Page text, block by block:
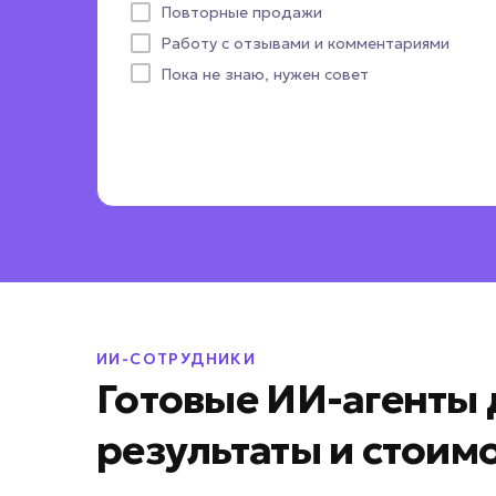
Повторные продажи
Работу с отзывами и комментариями
Пока не знаю, нужен совет
Пока не определились
ИИ-СОТРУДНИКИ
Готовые ИИ-агенты
результаты и